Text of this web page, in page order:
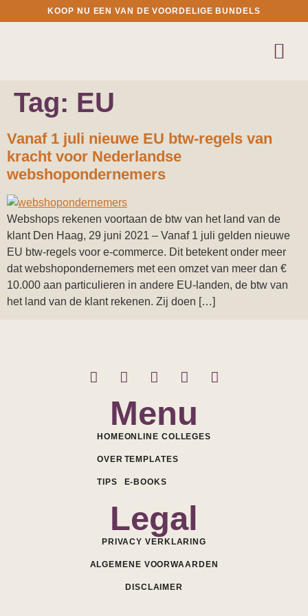
KOOP NU EEN VAN DE VOORDELIGE BUNDELS
Tag: EU
Vanaf 1 juli nieuwe EU btw-regels van
kracht voor Nederlandse
webshopondernemers
Webshops rekenen voortaan de btw van het land van de
klant Den Haag, 29 juni 2021 – Vanaf 1 juli gelden nieuwe
EU btw-regels voor e-commerce. Dit betekent onder meer
dat webshopondernemers met een omzet van meer dan €
10.000 aan particulieren in andere EU-landen, de btw van
het land van de klant rekenen. Zij doen […]
Menu
HOME
OVER
TIPS
ONLINE COLLEGES
TEMPLATES
E-BOOKS
Legal
PRIVACY VERKLARING
ALGEMENE VOORWAARDEN
DISCLAIMER